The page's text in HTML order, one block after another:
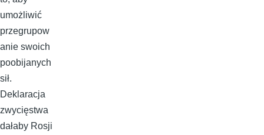
umożliwić
przegrupow
anie swoich
poobijanych
sił.
Deklaracja
zwycięstwa
dałaby Rosji